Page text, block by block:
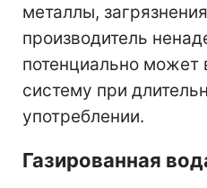
металлы,
производитель
потенциально может
систему при
употреблении.
Газированная